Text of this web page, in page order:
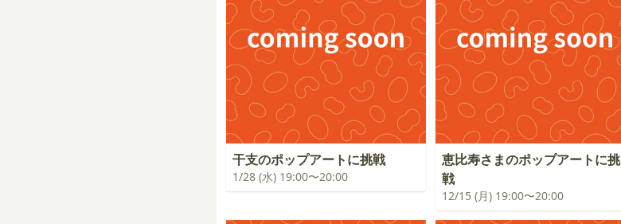
干支のポップアートに挑戦
1/28 (水) 19:00〜20:00
恵比寿さまのポップアートに挑
戦
12/15 (月) 19:00〜20:00